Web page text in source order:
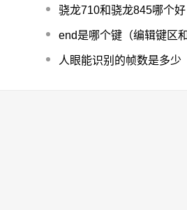
骁龙710和骁龙845哪个
end是哪个键（编辑键区
人眼能识别的帧数是多少